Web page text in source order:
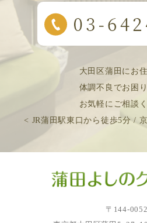
大田区蒲田にお
体調不良でお困
お気軽にご相談
< JR蒲田駅東口から徒歩5分 /
〒144-